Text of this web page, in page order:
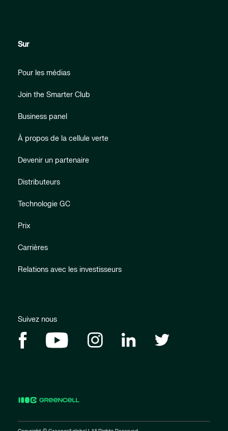
Sur
Pour les médias
Join the Smarter Club
Business panel
À propos de la cellule verte
Devenir un partenaire
Distributeurs
Technologie GC
Prix
Carrières
Relations avec les investisseurs
Suivez nous